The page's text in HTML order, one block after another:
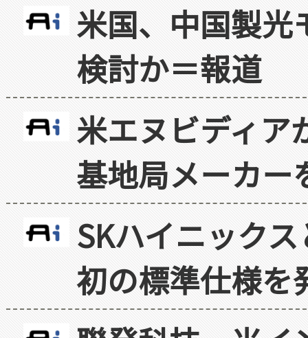
米国、中国製光
検討か＝報道
米エヌビディア
基地局メーカー
SKハイニック
初の標準仕様を